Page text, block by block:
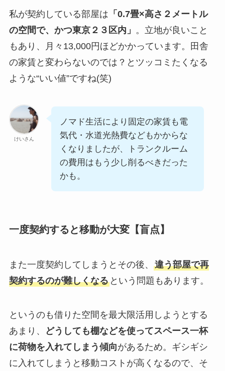
私が契約している部屋は 「0.7畳×高さ２メートル
の空間で、かつ東京２３区内」 。立地が良いこと
もあり、月々13,000円ほどかかっています。田舎
の家賃と変わらないのでは？とツッコミたくなる
ような“いい値”ですね(笑)
けいさん
ノマド生活により固定の家賃も電
気代・水道光熱費などもかからな
くなりましたが、トランクルーム
の費用はもう少し削るべきだった
かも。
一度契約すると移動が大変【盲点】
また一度契約してしまうとその後、 違う部屋で再
契約するのが難しくなるという問題もあります。
というのも借りた空間を最大限活用しようとする
あまり、
どうしても棚などを使ってスペース一杯
に荷物を入れてしまう傾向があるため。ギシギシ
に入れてしまうと移動コストが高くなるので、そ